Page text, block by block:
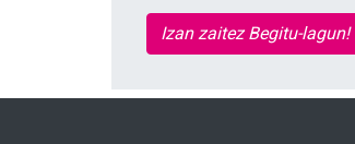
Izan zaitez Begitu-lagun!